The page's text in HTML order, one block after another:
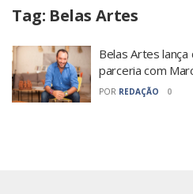
Tag: Belas Artes
Belas Artes
parceria com
POR REDAÇÃO 0